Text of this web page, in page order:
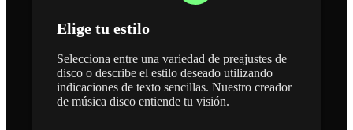
Elige tu estilo
Selecciona entre una variedad de preajustes de
disco o describe el estilo deseado utilizando
indicaciones de texto sencillas. Nuestro creador
de música disco entiende tu visión.